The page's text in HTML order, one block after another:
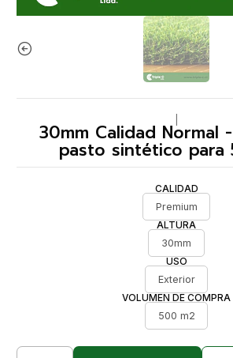
30mm Calidad Normal
pasto sintético para
CALIDAD
Premium
ALTURA
30mm
USO
Exterior
VOLUMEN DE COMPRA
500 m2